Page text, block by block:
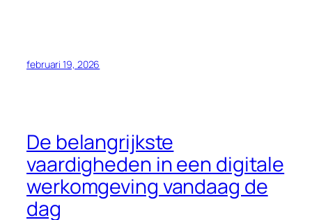
februari 19, 2026
De belangrijkste
vaardigheden in een digitale
werkomgeving vandaag de
dag